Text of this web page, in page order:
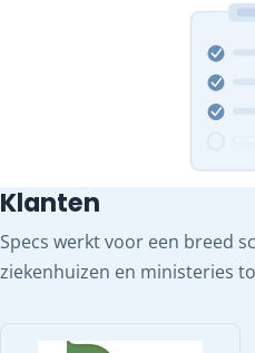
Klanten
Specs werkt voor een breed
ziekenhuizen en ministeries